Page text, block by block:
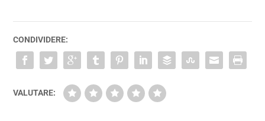
CONDIVIDERE:
VALUTARE: